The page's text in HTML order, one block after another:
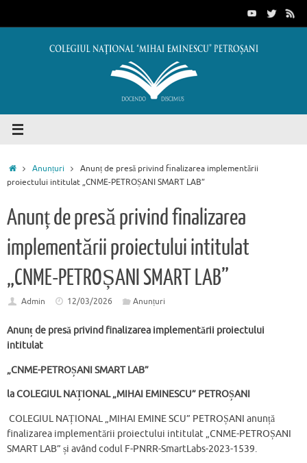
Prima
pagină
Anunțuri
Anunț de presă privind finalizarea implementării
proiectului intitulat „CNME-PETROȘANI SMART LAB”
Anunț de presă privind finalizarea
implementării proiectului intitulat
„CNME-PETROȘANI SMART LAB”
Admin 12/03/2026 Anunțuri
Anunț de presă privind finalizarea implementării proiectului
intitulat
„CNME-PETROȘANI SMART LAB”
la COLEGIUL NAȚIONAL „MIHAI EMINESCU” PETROȘANI
COLEGIUL NAȚIONAL „MIHAI EMINE SCU” PETROȘANI anunță
finalizarea implementării proiectului intitulat „CNME-PETROȘANI
SMART LAB” și având codul F-PNRR-SmartLabs-2023-1539.